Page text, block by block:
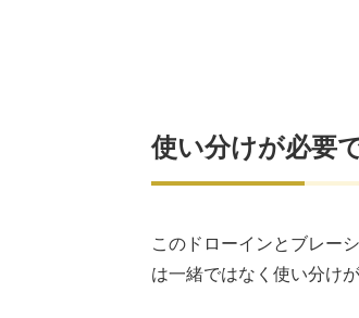
使い分けが必要
このドローインとブレー
は一緒ではなく使い分け